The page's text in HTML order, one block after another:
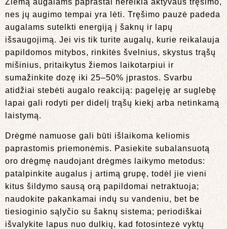
Žiemą augalams paprastai nereikia aktyvaus tręšimo,
nes jų augimo tempai yra lėti. Tręšimo pauzė padeda
augalams sutelkti energiją į šaknų ir lapų
išsaugojimą. Jei vis tik turite augalų, kurie reikalauja
papildomos mitybos, rinkitės švelnius, skystus trąšų
mišinius, pritaikytus žiemos laikotarpiui ir
sumažinkite dozę iki 25–50% įprastos. Svarbu
atidžiai stebėti augalo reakciją: pagelęję ar suglebę
lapai gali rodyti per didelį trąšų kiekį arba netinkamą
laistymą.
Drėgmė namuose gali būti išlaikoma keliomis
paprastomis priemonėmis. Pasiekite subalansuotą
oro drėgmę naudojant drėgmės laikymo metodus:
patalpinkite augalus į artimą grupę, todėl jie vieni
kitus šildymo sausą orą papildomai netraktuoja;
naudokite pakankamai indų su vandeniu, bet be
tiesioginio sąlyčio su šaknų sistema; periodiškai
išvalykite lapus nuo dulkių, kad fotosintezė vyktų